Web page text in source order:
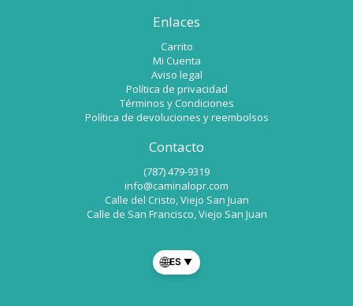
Enlaces
Carrito
Mi Cuenta
Aviso legal
Política de privacidad
Términos y Condiciones
Política de devoluciones y reembolsos
Contacto
(787) 479-9319
info@caminalopr.com
Calle del Cristo, Viejo San Juan
Calle de San Francisco, Viejo San Juan
🌐ES ▼